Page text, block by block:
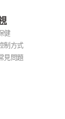
健
制方式
見問題